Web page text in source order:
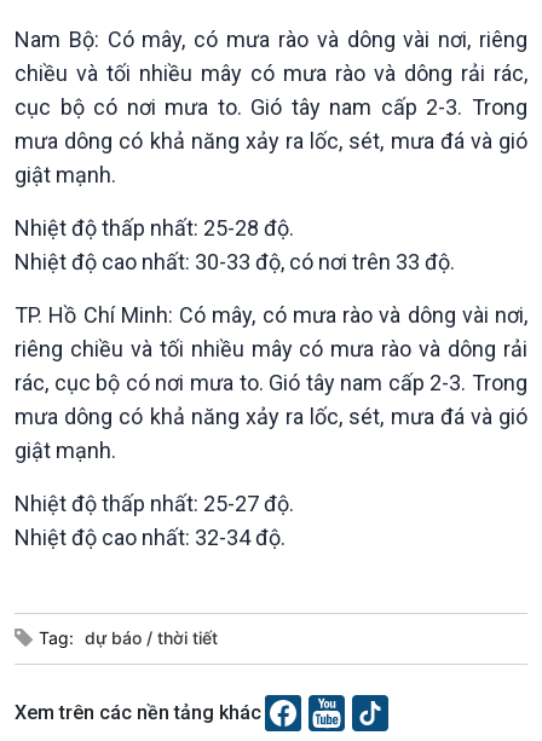
Văn hoá & Du lịch
Tin Văn hoá & Du lịch
Chát với người nổi tiếng
Câu chuyện Thể thao
Multimedia
Ảnh
Video
Podcast
Bình luận
10 phút Sự kiện - Luận bàn
Câu chuyện thời sự
Nam Bộ: Có mây, có mưa rào và dông vài nơi, riêng
chiều và tối nhiều mây có mưa rào và dông rải rác,
cục bộ có nơi mưa to. Gió tây nam cấp 2-3. Trong
mưa dông có khả năng xảy ra lốc, sét, mưa đá và gió
giật mạnh.
Nhiệt độ thấp nhất: 25-28 độ.
Nhiệt độ cao nhất: 30-33 độ, có nơi trên 33 độ.
TP. Hồ Chí Minh: Có mây, có mưa rào và dông vài nơi,
riêng chiều và tối nhiều mây có mưa rào và dông rải
rác, cục bộ có nơi mưa to. Gió tây nam cấp 2-3. Trong
mưa dông có khả năng xảy ra lốc, sét, mưa đá và gió
giật mạnh.
Nhiệt độ thấp nhất: 25-27 độ.
Nhiệt độ cao nhất: 32-34 độ.
Tag: dự báo thời tiết
Xem trên các nền tảng khác